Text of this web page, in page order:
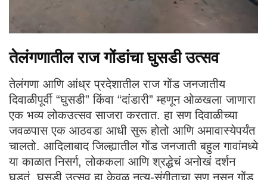
तेलंगणातील राज गोंडांचा घुसडी उत्सव
तेलंगणा आणि आंध्र प्रदेशातील राज गोंड जनजातीय
दिवाळीपूर्वी “घुसडी” किंवा “दांडारी” म्हणून ओळखला जाणारा
एक भव्य लोकउत्सव साजरा करतात. हा सण दिवाळीच्या
जवळपास एक आठवडा आधी सुरू होतो आणि अमावास्येपर्यंत
चालतो. आदिलाबाद जिल्ह्यातील गोंड जनजाती बहुल गावांमध्ये
या काळात निसर्ग, लोककला आणि श्रद्धेचं अनोखं दर्शन
घडतं. घुसडी उत्सव हा केवळ नृत्य-संगीताचा सण नसून गोंड